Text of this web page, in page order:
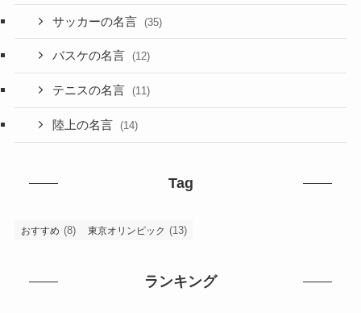
サッカーの名言 (35)
バスケの名言 (12)
テニスの名言 (11)
陸上の名言 (14)
Tag
おすすめ (8) 東京オリンピック (13)
ランキング